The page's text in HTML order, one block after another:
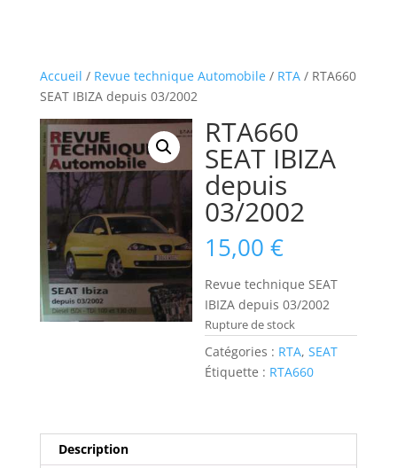
Accueil / Revue technique Automobile/ RTA/ RTA660
SEAT IBIZA depuis 03/2002
RTA660
SEAT IBIZA
depuis
03/2002
15,00€
Revue technique SEAT
IBIZA depuis 03/2002
Rupture de stock
Catégories : RTA,SEAT
Étiquette : RTA660
Description